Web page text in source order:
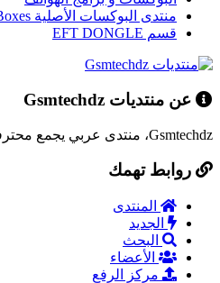
منتدى البوكسات الأصلية Original Boxes
قسم EFT DONGLE
عن منتديات Gsmtechdz
Gsmtechdz، منتدى عربي يجمع محترفي صيانة الهواتف، السوفتوير، حلول المشاكل التقنية، وكل ما يخص عالم التقنية.
روابط تهمك
المنتدى
الجديد
البحث
الأعضاء
مركز الرفع